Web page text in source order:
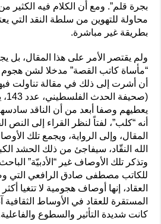
بجرة قلم”. ومع أن الكلام فيه الكثير من
محاولة للتهوين من سلطة النقد التي
بطريقة غير مباشرة.
ولم يقتصر الأمر على هذا المقال، بل
“مأساة كاتب القصة” مدخلا لشن
أن أشرت إلى ذلك في مقالة تناولت
يعطيهم وصفا أبعد من أن الناقد
أنه “كلب”، لفتاً لنظر القراء إلى النص
المقال، وإلى الرواية، ويجمع تلك
الله النقّاد، سيفاجئ من ذلك الحشد
وتذكر تلك الأوصاف غير “الأدبيّة”
للكاتب مصطفى صادق الرافعي التي
العقاد، إنها أوصاف هجومية لا تتغيا
المستقرة للعقاد في الأوساط
كانت شديدة التأثير والسطوع